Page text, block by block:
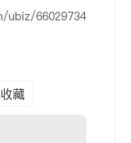
ubiz/66029734
收藏